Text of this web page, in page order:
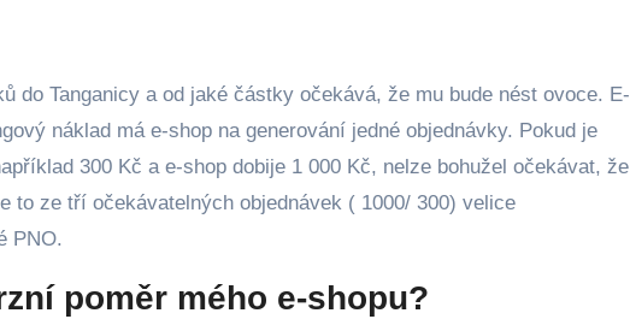
do Tanganicy a od jaké částky očekává, že mu bude nést ovoce. E-
náklad má e-shop na generování jedné objednávky. Pokud je
300 Kč a e-shop dobije 1 000 Kč, nelze bohužel očekávat, že
to ze tří očekávatelných objednávek ( 1000/ 300) velice
PNO.
poměr mého e-shopu?